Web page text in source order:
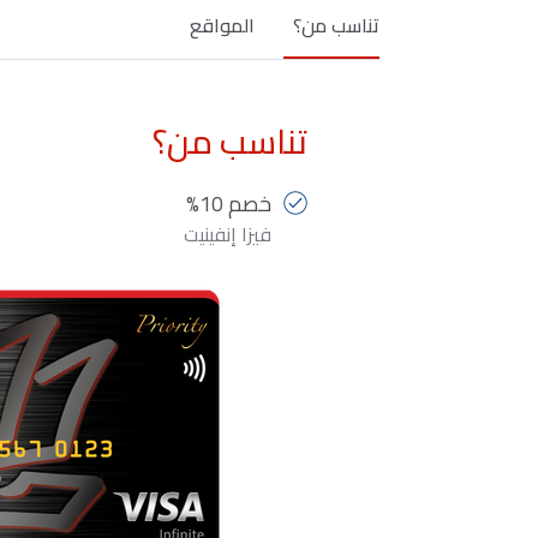
تناسب من؟ المواقع
تناسب من؟
خصم 10%
فيزا إنفينيت